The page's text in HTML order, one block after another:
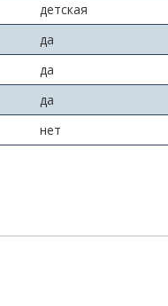
детская
да
да
да
нет